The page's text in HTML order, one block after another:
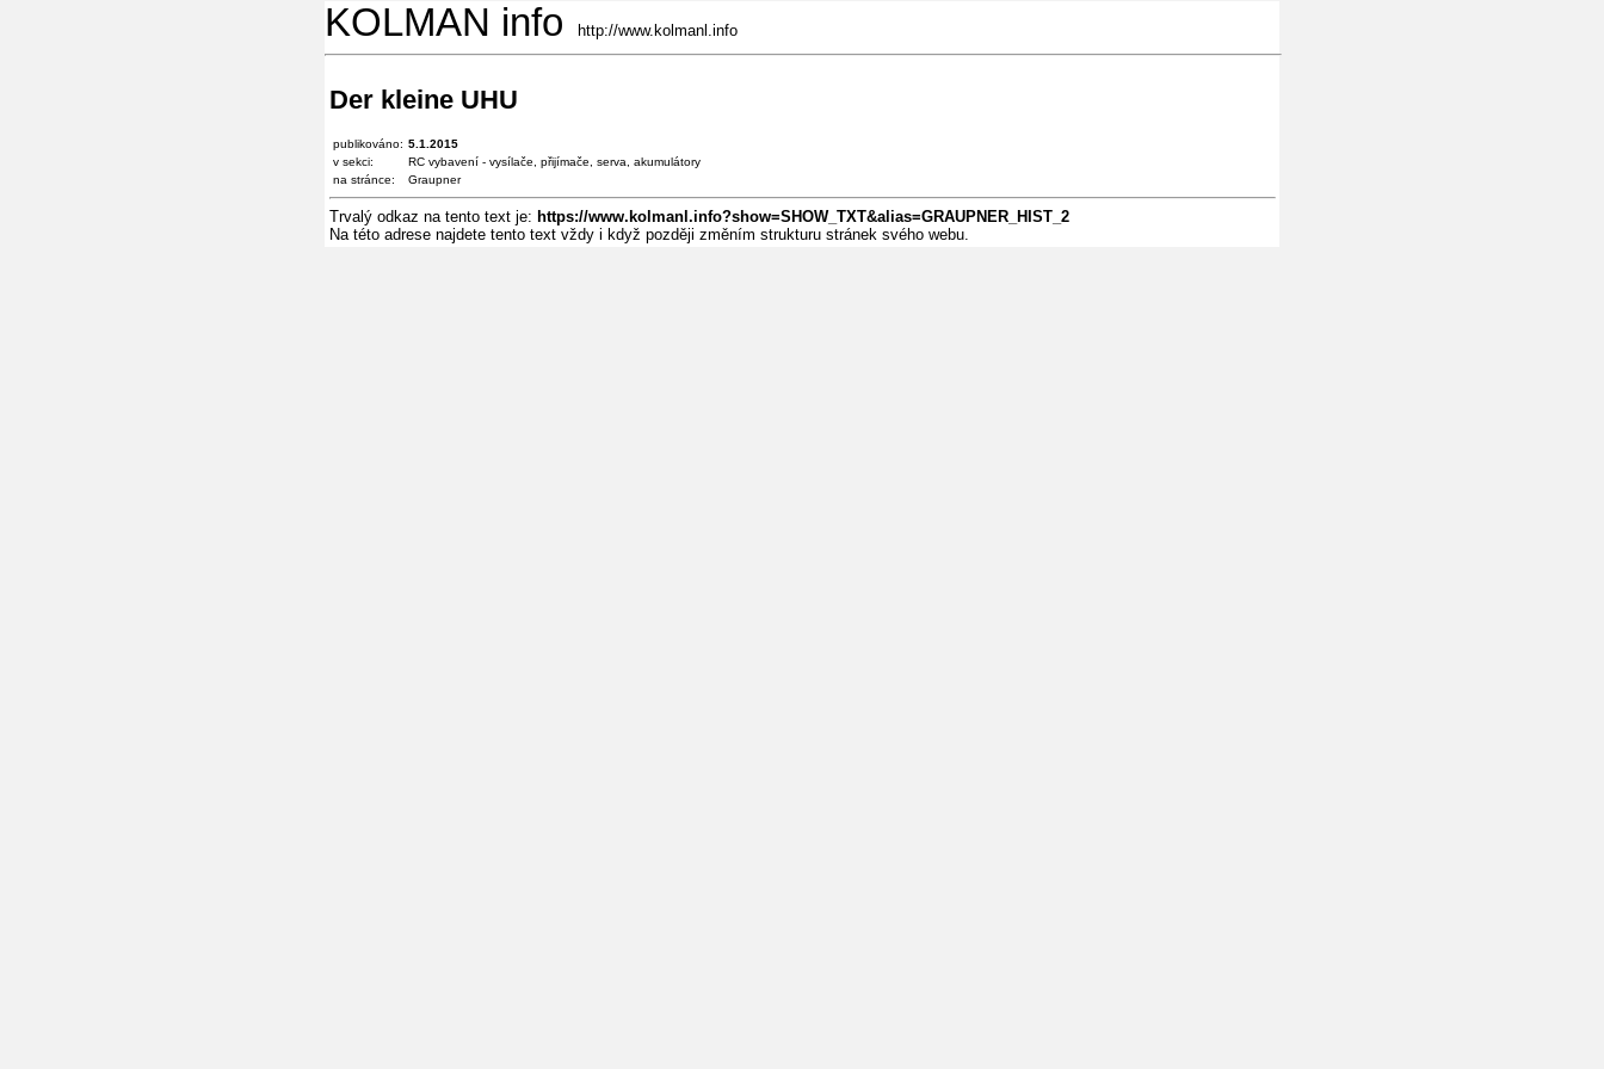
KOLMAN info http://www.kolmanl.info
Der kleine UHU
publikováno: 5.1.2015
v sekci:
RC vybavení - vysílače, přijímače, serva, akumulátory
na stránce:
Graupner
Trvalý odkaz na tento text je: https://www.kolmanl.info?show=SHOW_TXT&alias=GRAUPNER_HIST_2
Na této adrese najdete tento text vždy i když později změním strukturu stránek svého webu.